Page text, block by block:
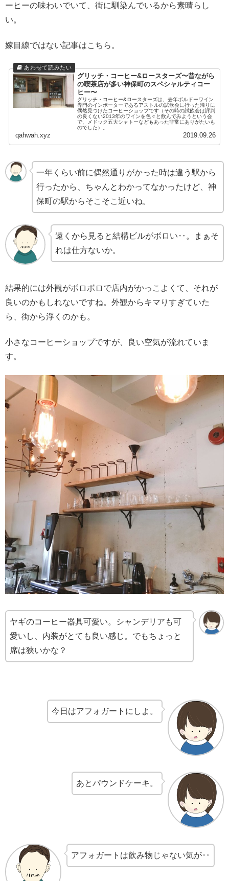
ーヒーの味わいでいて、街に馴染んでいるから素晴らし
い。
嫁目線ではない記事はこちら。
グリッチ・コーヒー&ロースターズ〜昔ながら
の喫茶店が多い神保町のスペシャルティコー
ヒー〜
グリッチ・コーヒー&ロースターズは、去年ボルドーワイン
専門のインポーターであるアストルの試飲会に行った帰りに
偶然見つけたコーヒーショップです（その時の試飲会は評判
の良くない2013年のワインを色々と飲んでみようという会
で、メドック五大シャトーなどもあった非常にありがたいも
のでした）。
qahwah.xyz 2019.09.26
一年くらい前に偶然通りがかった時は違う駅から
行ったから、ちゃんとわかってなかったけど、神
保町の駅からそこそこ近いね。
遠くから見ると結構ビルがボロい‥。まぁそ
れは仕方ないか。
結果的には外観がボロボロで店内がかっこよくて、それが
良いのかもしれないですね。外観からキマりすぎていた
ら、街から浮くのかも。
小さなコーヒーショップですが、良い空気が流れていま
す。
ヤギのコーヒー器具可愛い。シャンデリアも可
愛いし、内装がとても良い感じ。でもちょっと
席は狭いかな？
今日はアフォガートにしよ。
あとパウンドケーキ。
アフォガートは飲み物じゃない気が‥